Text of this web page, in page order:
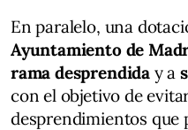
En paralelo, una
Ayuntamiento de
rama desprendiday a
con el objetivo de
desprendimientos que